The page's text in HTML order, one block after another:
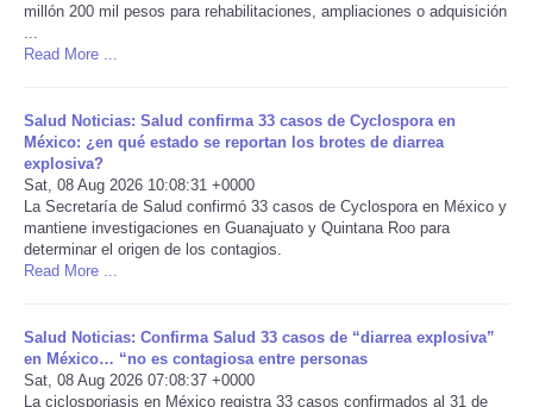
USA
World
NOTICIAS
Portada de Noticias
America Latina
millón 200 mil pesos para rehabilitaciones, ampliaciones o adquisición
Read More ...
Salud Noticias: Salud confirma 33 casos de Cyclospora en
México: ¿en qué estado se reportan los brotes de diarrea
explosiva?
Sat, 08 Aug 2026 10:08:31 +0000
La Secretaría de Salud confirmó 33 casos de Cyclospora en México y
mantiene investigaciones en Guanajuato y Quintana Roo para
determinar el origen de los contagios.
Read More ...
Salud Noticias: Confirma Salud 33 casos de “diarrea explosiva”
en México… “no es contagiosa entre personas
Sat, 08 Aug 2026 07:08:37 +0000
La ciclosporiasis en México registra 33 casos confirmados al 31 de